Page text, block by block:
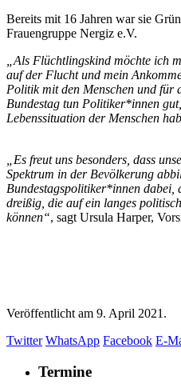
Bereits mit 16 Jahren war sie
Frauengruppe Nergiz e.V.
„Als Flüchtlingskind möchte ich
auf der Flucht und mein
Politik mit den Menschen und für
Bundestag tun Politiker*innen
Lebenssituation der Menschen
„Es freut uns besonders, dass
Spektrum in der Bevölkerung
Bundestagspolitiker*innen dabei,
dreißig, die auf ein langes
können“, sagt Ursula Harper,
Veröffentlicht am 9. April 2021.
Twitter WhatsApp Facebook E-
Termine